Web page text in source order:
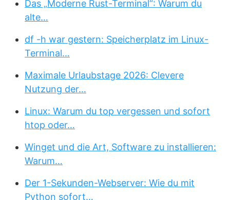
Das „Moderne Rust-Terminal“: Warum du
alte…
df -h war gestern: Speicherplatz im Linux-
Terminal…
Maximale Urlaubstage 2026: Clevere
Nutzung der…
Linux: Warum du top vergessen und sofort
htop oder…
Winget und die Art, Software zu installieren:
Warum…
Der 1-Sekunden-Webserver: Wie du mit
Python sofort…